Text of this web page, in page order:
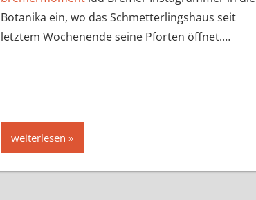
Botanika ein, wo das Schmetterlingshaus seit
letztem Wochenende seine Pforten öffnet.…
weiterlesen